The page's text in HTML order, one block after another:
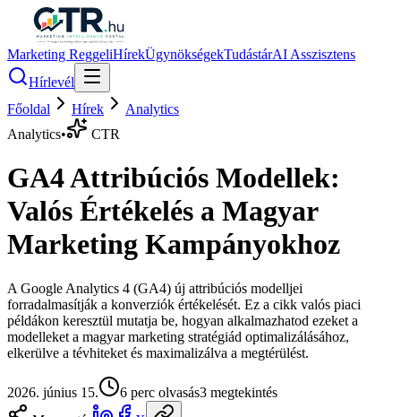
Marketing ReggeliHírekÜgynökségekTudástárAI Asszisztens
Hírlevél
Főoldal
Hírek
Analytics
Analytics• CTR
GA4 Attribúciós Modellek:
Valós Értékelés a Magyar
Marketing Kampányokhoz
A Google Analytics 4 (GA4) új attribúciós modelljei
forradalmasítják a konverziók értékelését. Ez a cikk valós piaci
példákon keresztül mutatja be, hogyan alkalmazhatod ezeket a
modelleket a magyar marketing stratégiád optimalizálásához,
elkerülve a tévhiteket és maximalizálva a megtérülést.
2026. június 15. 6 perc olvasás3 megtekintés